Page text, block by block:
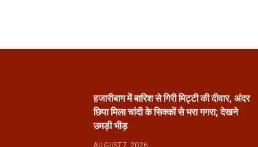
हजारीबाग में बारिश से गिरी मिट्टी की दीवार, अंदर
छिपा मिला चांदी के सिक्कों से भरा गगरा; देखने
उमड़ी भीड़
AUGUST 7, 2026